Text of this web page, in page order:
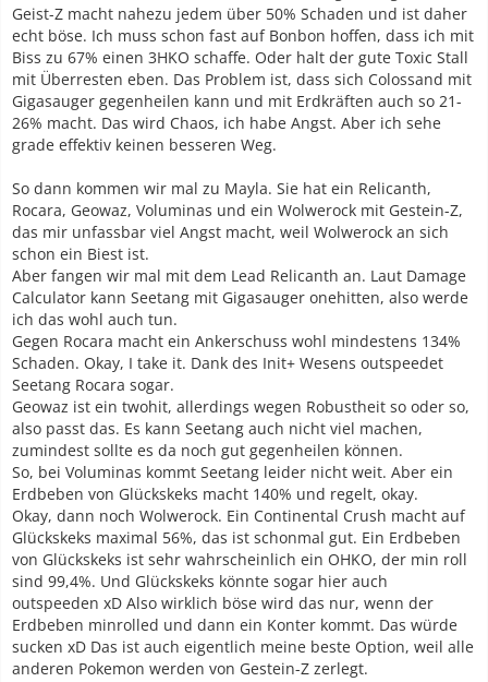
Geist-Z macht nahezu jedem über 50% Schaden und ist daher
echt böse. Ich muss schon fast auf Bonbon hoffen, dass ich mit
Biss zu 67% einen 3HKO schaffe. Oder halt der gute Toxic Stall
mit Überresten eben. Das Problem ist, dass sich Colossand mit
Gigasauger gegenheilen kann und mit Erdkräften auch so 21-
26% macht. Das wird Chaos, ich habe Angst. Aber ich sehe
grade effektiv keinen besseren Weg.
So dann kommen wir mal zu Mayla. Sie hat ein Relicanth,
Rocara, Geowaz, Voluminas und ein Wolwerock mit Gestein-Z,
das mir unfassbar viel Angst macht, weil Wolwerock an sich
schon ein Biest ist.
Aber fangen wir mal mit dem Lead Relicanth an. Laut Damage
Calculator kann Seetang mit Gigasauger onehitten, also werde
ich das wohl auch tun.
Gegen Rocara macht ein Ankerschuss wohl mindestens 134%
Schaden. Okay, I take it. Dank des Init+ Wesens outspeedet
Seetang Rocara sogar.
Geowaz ist ein twohit, allerdings wegen Robustheit so oder so,
also passt das. Es kann Seetang auch nicht viel machen,
zumindest sollte es da noch gut gegenheilen können.
So, bei Voluminas kommt Seetang leider nicht weit. Aber ein
Erdbeben von Glückskeks macht 140% und regelt, okay.
Okay, dann noch Wolwerock. Ein Continental Crush macht auf
Glückskeks maximal 56%, das ist schonmal gut. Ein Erdbeben
von Glückskeks ist sehr wahrscheinlich ein OHKO, der min roll
sind 99,4%. Und Glückskeks könnte sogar hier auch
outspeeden xD Also wirklich böse wird das nur, wenn der
Erdbeben minrolled und dann ein Konter kommt. Das würde
sucken xD Das ist auch eigentlich meine beste Option, weil alle
anderen Pokemon werden von Gestein-Z zerlegt.